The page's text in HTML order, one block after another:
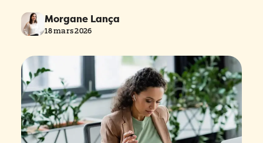
Morgane Lança
18 mars 2026